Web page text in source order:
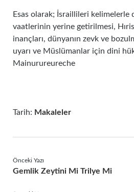
Esas olarak; İsraillileri kelimelerle
vaatlerinin yerine getirilmesi,
inançları, dünyanın zevk ve
uyarı ve Müslümanlar için dini
Mainurureureche
Tarih: Makaleler
Önceki Yazı
Gemlik Zeytini Mi Trilye Mi